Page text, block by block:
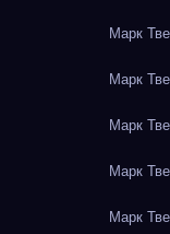
Марк
Марк
Марк
Марк
Марк